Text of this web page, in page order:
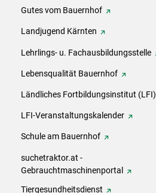
Gutes vom Bauernhof
Landjugend Kärnten
Lehrlings- u. Fachausbildungsstelle
Lebensqualität Bauernhof
Ländliches Fortbildungsinstitut (LFI)
LFI-Veranstaltungskalender
Schule am Bauernhof
suchetraktor.at -
Gebrauchtmaschinenportal
Tiergesundheitsdienst